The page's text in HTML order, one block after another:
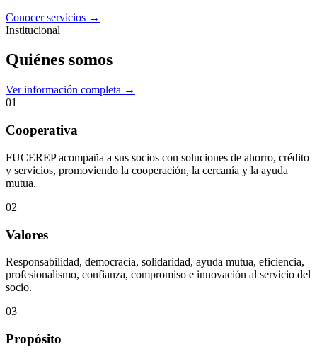
Conocer servicios →
Institucional
Quiénes somos
Ver información completa →
01
Cooperativa
FUCEREP acompaña a sus socios con soluciones de ahorro, crédito
y servicios, promoviendo la cooperación, la cercanía y la ayuda
mutua.
02
Valores
Responsabilidad, democracia, solidaridad, ayuda mutua, eficiencia,
profesionalismo, confianza, compromiso e innovación al servicio del
socio.
03
Propósito